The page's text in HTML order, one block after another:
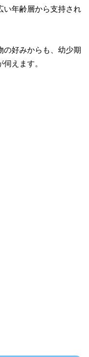
い年齢層から支持され
の好みからも、幼少期
えます。